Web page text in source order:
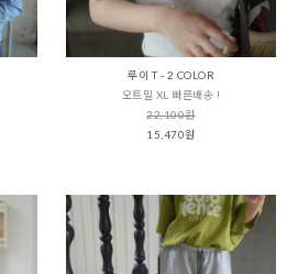
루이 T - 2 COLOR
오트밀 XL 빠른배송 !
22,100원
15,470원